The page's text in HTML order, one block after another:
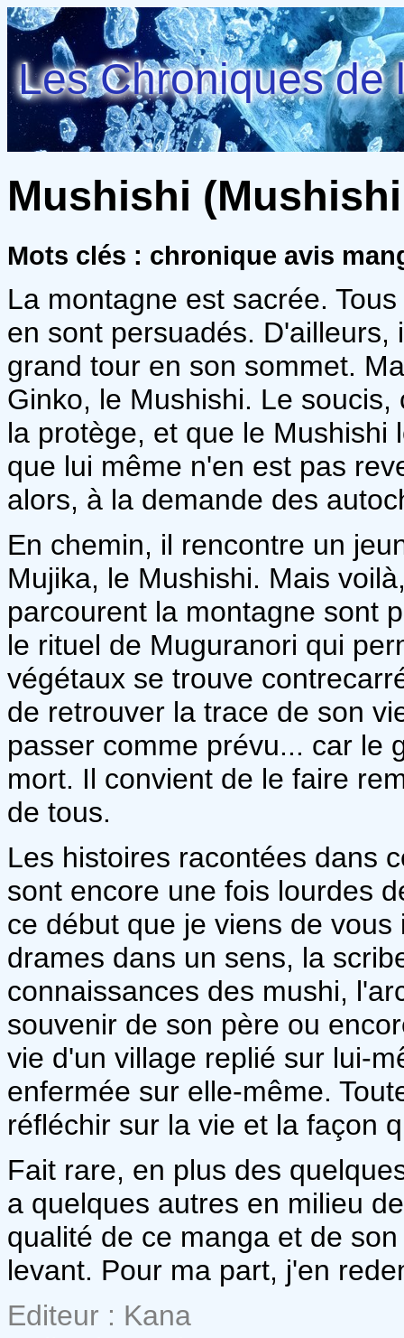
Les Chroniques de
Mushishi
Mots clés : chronique avis
La montagne est sacrée.
en sont persuadés.
grand tour en son sommet.
Ginko, le Mushishi. Le
la protège, et que le Mushishi
que lui même n'en est pas
alors, à la demande des
En chemin, il rencontre un
Mujika, le Mushishi. Mais
parcourent la montagne sont
le rituel de Muguranori qui
végétaux se trouve
de retrouver la trace de son
passer comme prévu... car le
mort. Il convient de le faire
de tous.
Les histoires racontées dans
sont encore une fois lourdes
ce début que je viens de
drames dans un sens, la
connaissances des mushi,
souvenir de son père ou
vie d'un village replié sur lui-
enfermée sur elle-même.
réfléchir sur la vie et la façon
Fait rare, en plus des
a quelques autres en milieu
qualité de ce manga et de
levant. Pour ma part, j'en
Editeur : Kana